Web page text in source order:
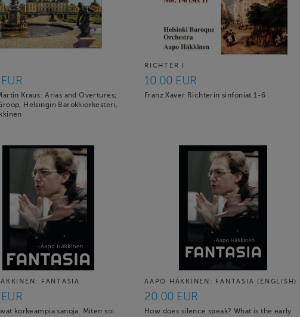
Kraus: Arias and Overtures;
Helsingin Barokkiorkesteri,
RICHTER I
10.00 EUR
Franz Xaver Richterin sinfoniat 1-6
FANTASIA
korkeampia sanoja. Miten soi
AAPO HÄKKINEN: FANTASIA (ENGLISH)
20.00 EUR
How does silence speak? What is the early